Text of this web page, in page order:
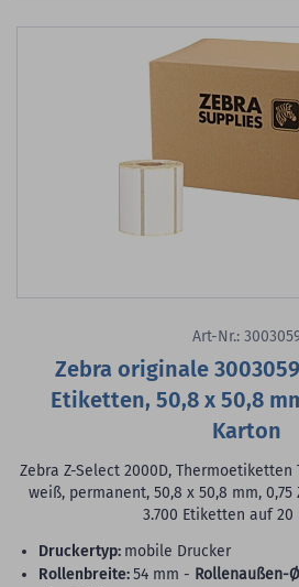
Art-Nr.:
Zebra originale
Etiketten, 50,8 x 50,8
Karton
Zebra Z-Select 2000D,
weiß, permanent, 50,8 x 50,8 mm,
3.700 Etiketten auf
Druckertyp: mobile Drucker
Rollenbreite:54 mm - Rollenaußen-